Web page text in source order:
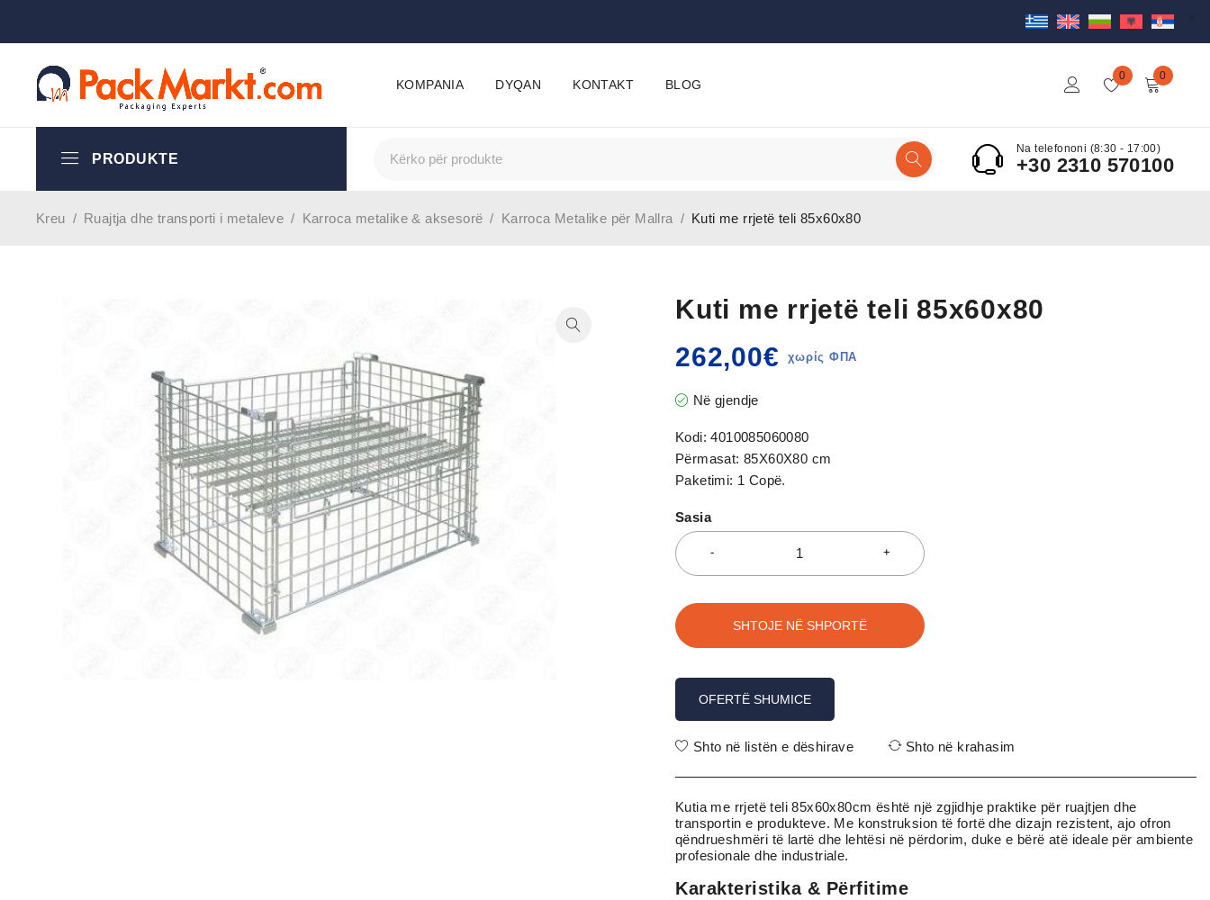
KOMPANIA DYQAN KONTAKT BLOG
0 0
PRODUKTE
Na telefononi (8:30 - 17:00)
+30 2310 570100
Kreu / Ruajtja dhe transporti i metaleve / Karroca metalike & aksesorë / Karroca Metalike për Mallra / Kuti me rrjetë teli 85x60x80
Kuti me rrjetë teli 85x60x80
262,00€
Në gjendje
Kodi: 4010085060080
Përmasat: 85X60X80 cm
Paketimi: 1 Copë.
Sasia
SHTOJE NË SHPORTË
OFERTË SHUMICE
Shto në listën e dëshirave Shto në krahasim
Kutia me rrjetë teli 85x60x80cm është një zgjidhje praktike për ruajtjen dhe
transportin e produkteve. Me konstruksion të fortë dhe dizajn rezistent, ajo ofron
qëndrueshmëri të lartë dhe lehtësi në përdorim, duke e bërë atë ideale për ambiente
profesionale dhe industriale.
Karakteristika & Përfitime